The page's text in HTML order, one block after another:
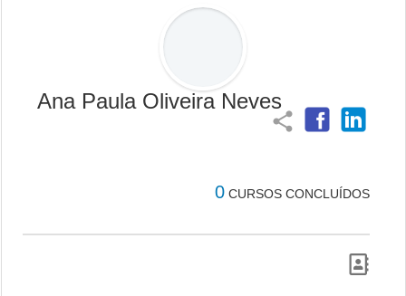
Ana Paula Oliveira Neves
share
0 CURSOS CONCLUÍDOS